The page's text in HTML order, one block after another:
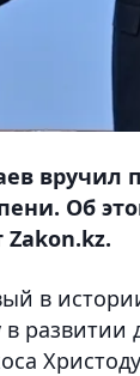
вручил
Об
в
развитии